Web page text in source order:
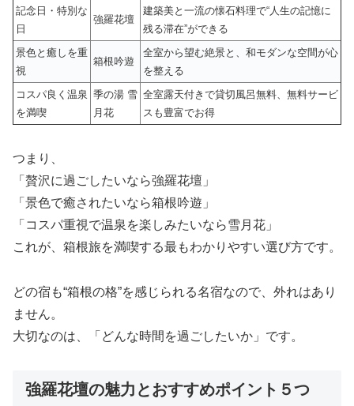
記念日・特別な
日
強羅花壇
建築美と一流の懐石料理で“人生の記憶に
残る滞在”ができる
景色と癒しを重
視
箱根吟遊
全室から望む絶景と、和モダンな空間が心
を整える
コスパ良く温泉
を満喫
季の湯 雪
月花
全室露天付きで貸切風呂無料、無料サービ
スも豊富でお得
つまり、
「贅沢に過ごしたいなら強羅花壇」
「景色で癒されたいなら箱根吟遊」
「コスパ重視で温泉を楽しみたいなら雪月花」
これが、箱根旅を満喫する最もわかりやすい選び方です。
どの宿も“箱根の格”を感じられる名宿なので、外れはあり
ません。
大切なのは、「どんな時間を過ごしたいか」です。
強羅花壇の魅力とおすすめポイント５つ